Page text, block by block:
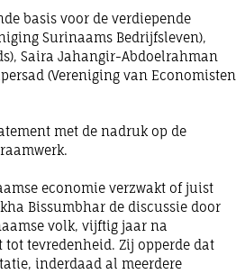
basis voor de verdiepende
Surinaams Bedrijfsleven),
Saira Jahangir-Abdoelrahman
(Vereniging van Economisten
met de nadruk op de
economie verzwakt of juist
Bissumbhar de discussie door
volk, vijftig jaar na
tot tevredenheid. Zij opperde dat
inderdaad al meerdere